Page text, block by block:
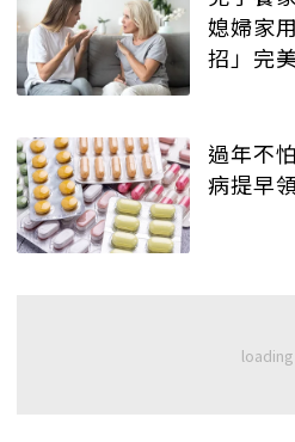
媳婦家
招」完
過年不
病提早